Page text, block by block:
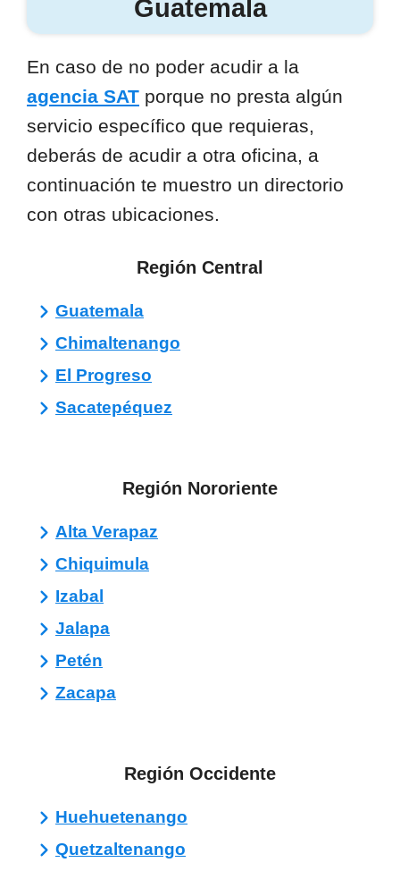
Guatemala
En caso de no poder acudir a la
agencia SAT porque no presta algún
servicio específico que requieras,
deberás de acudir a otra oficina, a
continuación te muestro un directorio
con otras ubicaciones.
Región Central
Guatemala
Chimaltenango
El Progreso
Sacatepéquez
Región Nororiente
Alta Verapaz
Chiquimula
Izabal
Jalapa
Petén
Zacapa
Región Occidente
Huehuetenango
Quetzaltenango